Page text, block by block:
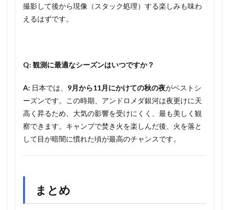
撮影して後から現像（スタック処理）する楽しみも味わ
えるはずです。
Q: 観測に最適なシーズンはいつですか？
A: 日本では、 9月から11月にかけての秋の夜がベストシ
ーズンです。この時期、アンドロメダ銀河は夜更けに天
高く昇るため、大気の影響を受けにくく、最も美しく観
察できます。キャンプで焚き火を楽しんだ後、火を落と
して目が暗闇に慣れた頃が最高のチャンスです。
まとめ